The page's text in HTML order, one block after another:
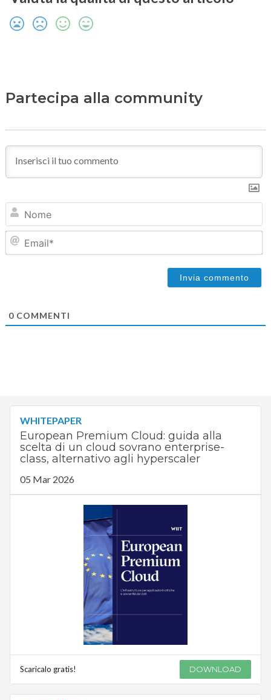
Partecipa alla community
0COMMENTI
WHITEPAPER
European Premium Cloud: guida alla
scelta di un cloud sovrano enterprise-
class, alternativo agli hyperscaler
05 Mar 2026
Scaricalo gratis! DOWNLOAD